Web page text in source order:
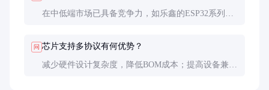
在中低端市场已具备竞争力，如乐鑫的ESP32系列。
问 芯片支持多协议有何优势？
减少硬件设计复杂度，降低BOM成本；提高设备兼容